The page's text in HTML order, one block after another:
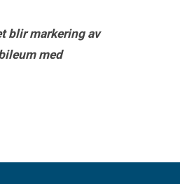
blir markering av
med